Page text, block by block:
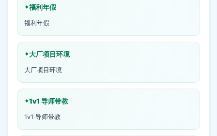
福利年假
福利年假
大厂项目环境
大厂项目环境
1v1 导师带教
1v1 导师带教